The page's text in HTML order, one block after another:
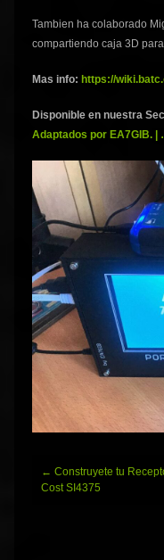
Tambien ha colaborado
compartiendo caja 3D
Mas info: https://
Disponible en nuestra
Adaptados por EA7GIB.
Navegación
de
← Construyete tu
Cost SI4375